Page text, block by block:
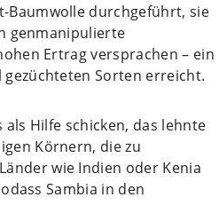
Baumwolle durchgeführt, sie
genmanipulierte
Ertrag versprachen – ein
Sorten erreicht.
Hilfe schicken, das lehnte
Körnern, die zu
wie Indien oder Kenia
Sambia in den